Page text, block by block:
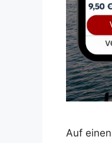
Auf